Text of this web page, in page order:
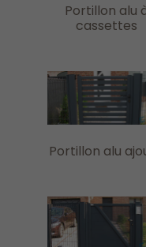
Portillon alu
cassettes
Portillon alu